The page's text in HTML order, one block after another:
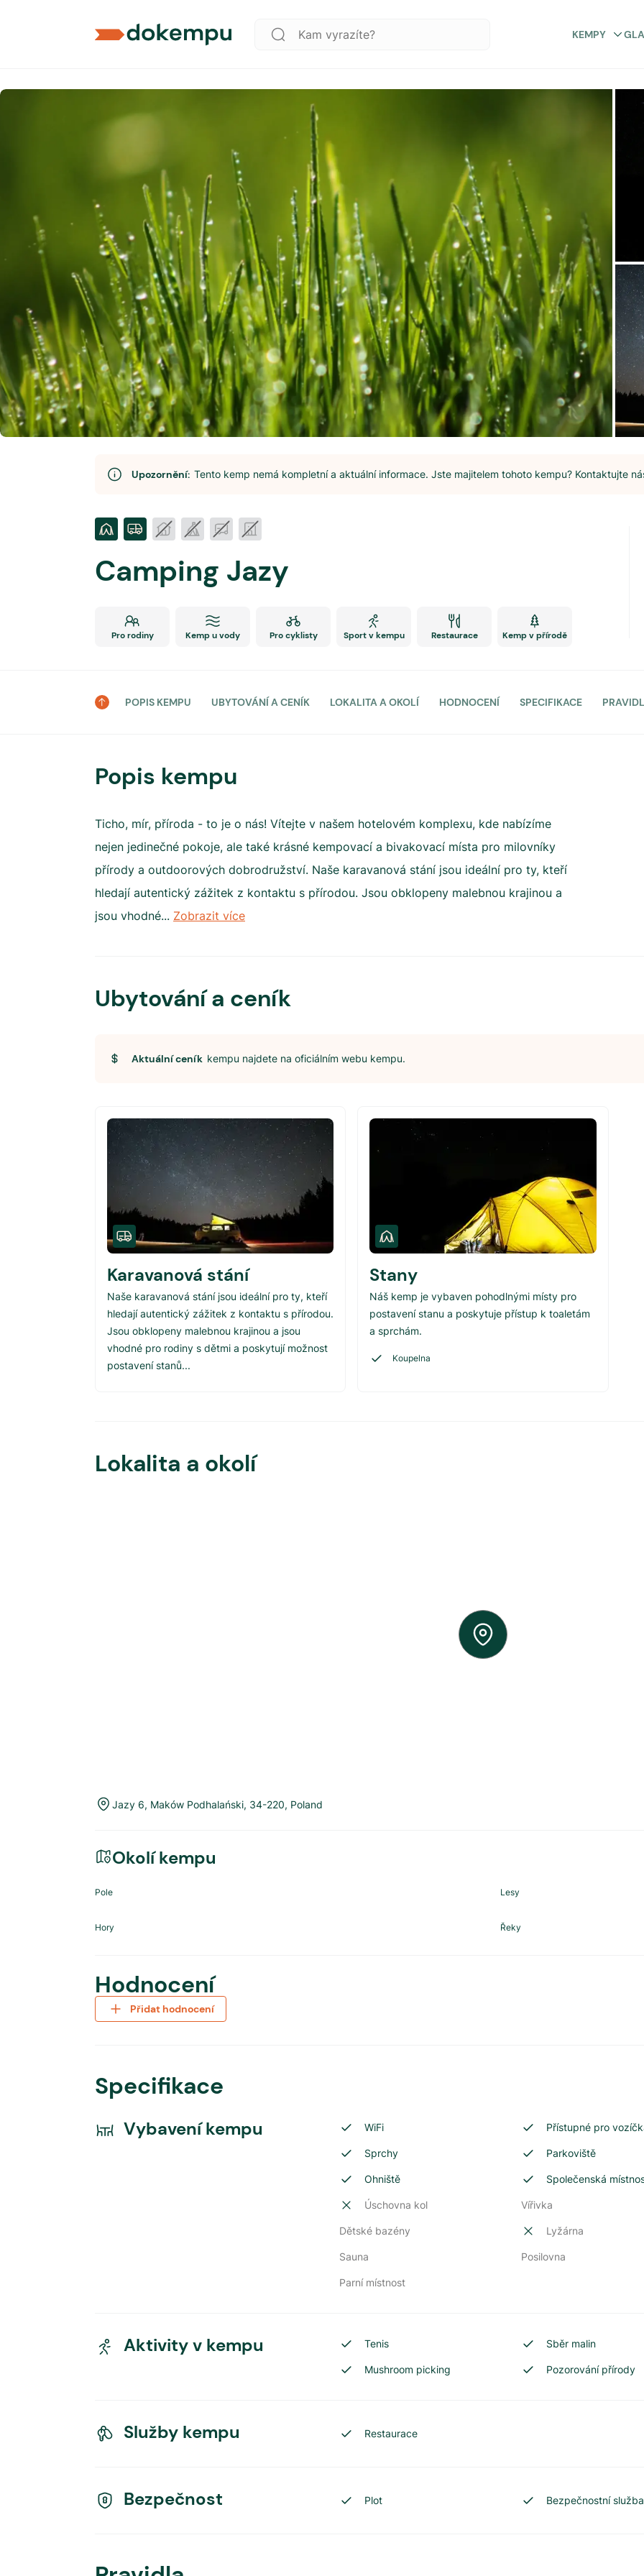
KEMPY
Upozornění: Tento kemp nemá kompletní a aktuální informace. Jste majitelem tohoto kempu? Kontaktujte
Camping Jazy
Pro rodiny Kemp u vody Pro cyklisty Sport v kempu Restaurace Kemp v přírodě
POPIS KEMPU UBYTOVÁNÍ A CENÍK LOKALITA A OKOLÍ HODNOCENÍ SPECIFIKACE
Popis kempu
Ticho, mír, příroda - to je o nás! Vítejte v našem hotelovém komplexu, kde nabízíme
nejen jedinečné pokoje, ale také krásné kempovací a bivakovací místa pro milovníky
přírody a outdoorových dobrodružství. Naše karavanová stání jsou ideální pro ty, kteří
hledají autentický zážitek z kontaktu s přírodou. Jsou obklopeny malebnou krajinou a
jsou vhodné... Zobrazit více
Ubytování a ceník
Aktuální ceník kempu najdete na oficiálním webu kempu.
Karavanová stání
Naše karavanová stání jsou ideální pro ty, kteří
hledají autentický zážitek z kontaktu s přírodou.
Jsou obklopeny malebnou krajinou a jsou
vhodné pro rodiny s dětmi a poskytují možnost
postavení stanů...
Stany
Náš kemp je vybaven pohodlnými místy pro
postavení stanu a poskytuje přístup k toaletám
a sprchám.
Koupelna
Lokalita a okolí
Jazy 6, Maków Podhalański, 34-220, Poland
Okolí kempu
Pole Lesy
Hory Řeky
Hodnocení
Přidat hodnocení
Specifikace
Vybavení kempu WiFi Přístupné pro
Sprchy Parkoviště
Ohniště Společenská
Úschovna kol Vířivka
Dětské bazény Lyžárna
Sauna Posilovna
Parní místnost
Aktivity v kempu Tenis Sběr malin
Mushroom picking Pozorování přírody
Služby kempu Restaurace
Bezpečnost Plot Bezpečnostní služba